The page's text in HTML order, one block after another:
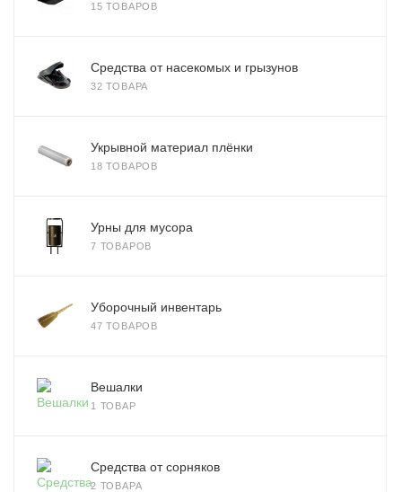
15 ТОВАРОВ
Средства от насекомых и грызунов
32 ТОВАРА
Укрывной материал плёнки
18 ТОВАРОВ
Урны для мусора
7 ТОВАРОВ
Уборочный инвентарь
47 ТОВАРОВ
Вешалки
1 ТОВАР
Средства от сорняков
2 ТОВАРА